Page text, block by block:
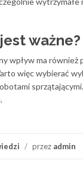
ważne?
wpływ ma
więc wybierać
/ przez admin